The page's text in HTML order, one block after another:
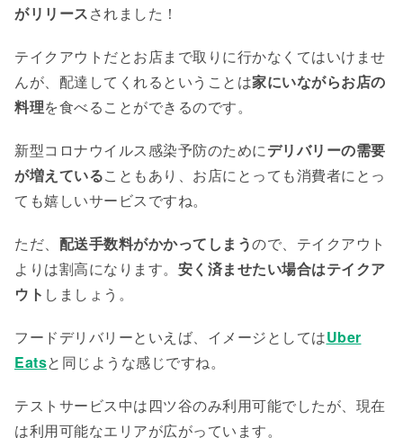
がリリースされました！
テイクアウトだとお店まで取りに行かなくてはいけませ
んが、配達してくれるということは家にいながらお店の
料理を食べることができるのです。
新型コロナウイルス感染予防のためにデリバリーの需要
が増えていることもあり、お店にとっても消費者にとっ
ても嬉しいサービスですね。
ただ、 配送手数料がかかってしまうので、テイクアウト
よりは割高になります。 安く済ませたい場合はテイクア
ウト しましょう。
フードデリバリーといえば、イメージとしてはUber
Eatsと同じような感じですね。
テストサービス中は四ツ谷のみ利用可能でしたが、現在
は利用可能なエリアが広がっています。